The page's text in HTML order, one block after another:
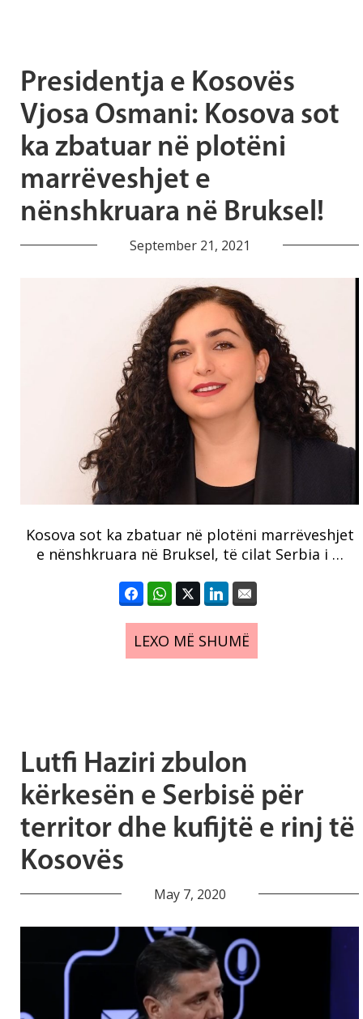
Presidentja e Kosovës
Vjosa Osmani: Kosova sot
ka zbatuar në plotëni
marrëveshjet e
nënshkruara në Bruksel!
September 21, 2021
Kosova sot ka zbatuar në plotëni marrëveshjet
e nënshkruara në Bruksel, të cilat Serbia i …
LEXO MË SHUMË
Lutfi Haziri zbulon
kërkesën e Serbisë për
territor dhe kufijtë e rinj të
Kosovës
May 7, 2020